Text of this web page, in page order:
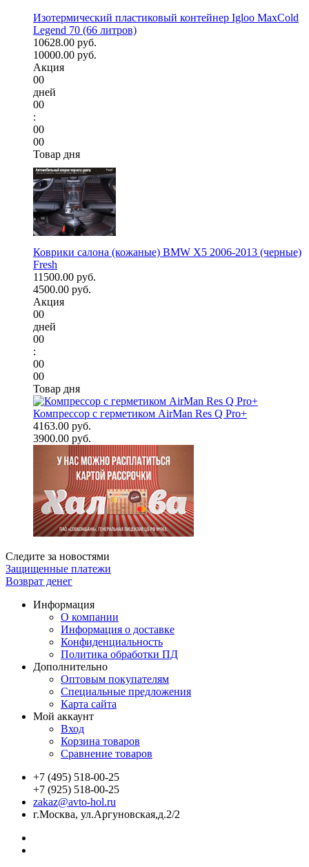
Изотермический пластиковый контейнер Igloo MaxCold
Legend 70 (66 литров)
10628.00 руб.
10000.00 руб.
Акция
00
дней
00
:
00
00
Товар дня
Коврики салона (кожаные) BMW X5 2006-2013 (черные)
Fresh
11500.00 руб.
4500.00 руб.
Акция
00
дней
00
:
00
00
Товар дня
Компрессор с герметиком AirMan Res Q Pro+
4163.00 руб.
3900.00 руб.
Следите за новостями
Защищенные платежи
Возврат денег
Информация
О компании
Информация о доставке
Конфиденциальность
Политика обработки ПД
Дополнительно
Оптовым покупателям
Специальные предложения
Карта сайта
Мой аккаунт
Вход
Корзина товаров
Сравнение товаров
+7 (495) 518-00-25
+7 (925) 518-00-25
zakaz@avto-hol.ru
г.Москва, ул.Аргуновская,д.2/2